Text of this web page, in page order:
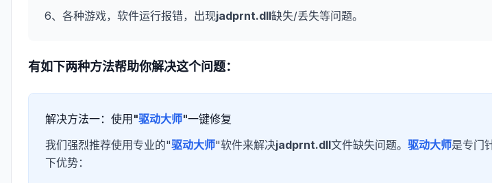
6、各种游戏，软件运行报错，出现jadprnt.dll缺失/丢失等问题。
有如下两种方法帮助你解决这个问题：
解决方法一：使用"驱动大师"一键修复
我们强烈推荐使用专业的"驱动大师"软件来解决jadprnt.dll文件缺失问题。 驱动大师是专门
下优势：